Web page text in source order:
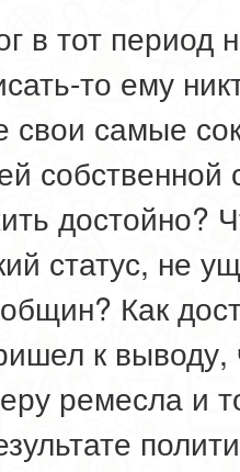
в тот период
то ему
свои самые
собственной
достойно?
статус, не
Как
к выводу,
ремесла и